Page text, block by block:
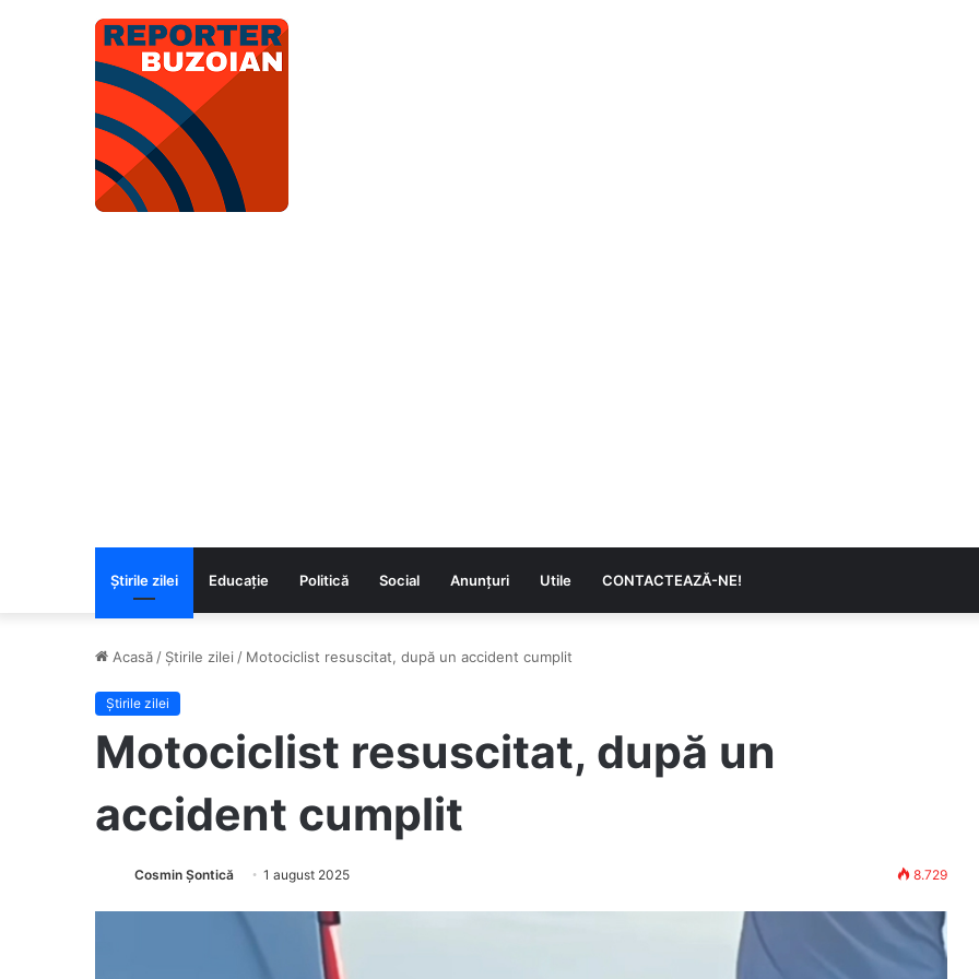
Știrile zilei Educaţie Politică Social Anunțuri Utile CONTACTEAZĂ-NE!
Acasă / Știrile zilei / Motociclist resuscitat, după un accident cumplit
Știrile zilei
Motociclist resuscitat, după un
accident cumplit
Cosmin Șontică 1 august 2025 8.729